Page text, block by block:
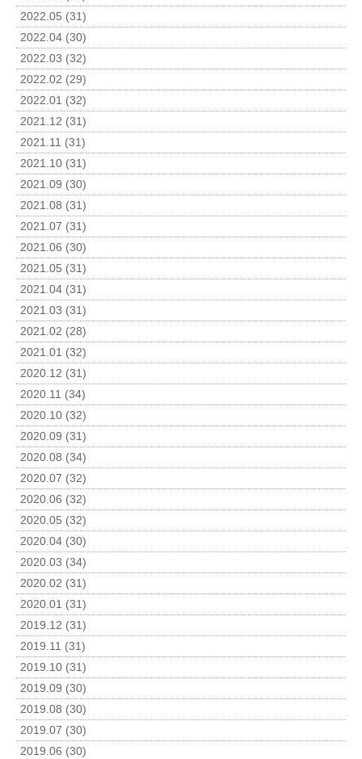
2022.05 (31)
2022.04 (30)
2022.03 (32)
2022.02 (29)
2022.01 (32)
2021.12 (31)
2021.11 (31)
2021.10 (31)
2021.09 (30)
2021.08 (31)
2021.07 (31)
2021.06 (30)
2021.05 (31)
2021.04 (31)
2021.03 (31)
2021.02 (28)
2021.01 (32)
2020.12 (31)
2020.11 (34)
2020.10 (32)
2020.09 (31)
2020.08 (34)
2020.07 (32)
2020.06 (32)
2020.05 (32)
2020.04 (30)
2020.03 (34)
2020.02 (31)
2020.01 (31)
2019.12 (31)
2019.11 (31)
2019.10 (31)
2019.09 (30)
2019.08 (30)
2019.07 (30)
2019.06 (30)